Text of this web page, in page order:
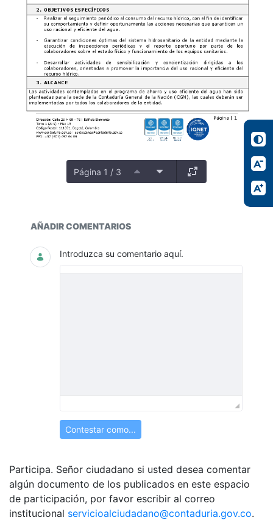
Página 1 / 3
Participación ciudadana
AÑADIR COMENTARIOS
Introduzca su comentario aquí.
Contestar como...
Participa. Señor ciudadano si usted desea comentar
algún documento de los publicados en este espacio
de participación, por favor escribir al correo
institucional servicioalciudadano@contaduria.gov.co.